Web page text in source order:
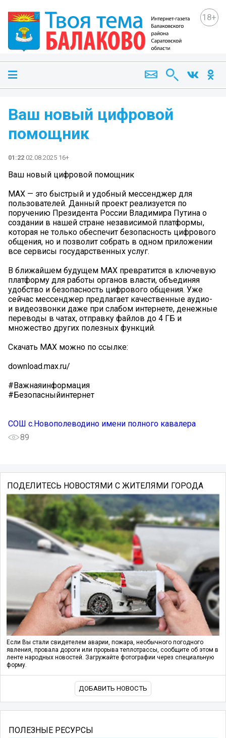
18+
Ваш новый цифровой
помощник
01:22 02.08.2025 16+
Ваш новый цифровой помощник
МАХ — это быстрый и удобный мессенджер для
пользователей. Данный проект реализуется по
поручению Президента России Владимира Путина о
создании в нашей стране независимой платформы,
которая не только обеспечит безопасность цифрового
общения, но и позволит собрать в одном приложении
все сервисы государственных услуг.
В ближайшем будущем МАХ превратится в ключевую
платформу для работы органов власти, объединяя
удобство и безопасность цифрового общения. Уже
сейчас мессенджер предлагает качественные аудио-
и видеозвонки даже при слабом интернете, денежные
переводы в чатах, отправку файлов до 4 ГБ и
множество других полезных функций.
Скачать МАХ можно по ссылке:
download.max.ru/
#Важнаяинформация
#Безопасныйинтернет
СОШ с.Новополеводино имени полного кавалера
89
ПОДЕЛИТЕСЬ НОВОСТЯМИ С ЖИТЕЛЯМИ ГОРОДА
Если Вы стали свидетелем аварии, пожара, необычного погодного
явления, провала дороги или прорыва теплотрассы, сообщите об этом в
ленте народных новостей. Загружайте фотографии через специальную
форму.
ДОБАВИТЬ НОВОСТЬ
ПОЛЕЗНЫЕ РЕСУРСЫ